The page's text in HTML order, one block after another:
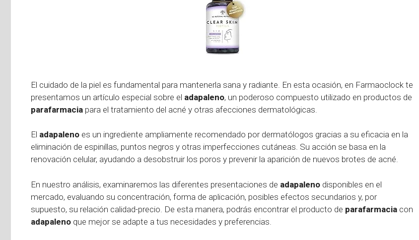
El cuidado de la piel es fundamental para mantenerla sana y radiante. En esta ocasión, en Farmaoclock te
presentamos un artículo especial sobre el adapaleno, un poderoso compuesto utilizado en productos de
parafarmacia para el tratamiento del acné y otras afecciones dermatológicas.
El adapaleno es un ingrediente ampliamente recomendado por dermatólogos gracias a su eficacia en la
eliminación de espinillas, puntos negros y otras imperfecciones cutáneas. Su acción se basa en la
renovación celular, ayudando a desobstruir los poros y prevenir la aparición de nuevos brotes de acné.
En nuestro análisis, examinaremos las diferentes presentaciones de adapaleno disponibles en el
mercado, evaluando su concentración, forma de aplicación, posibles efectos secundarios y, por
supuesto, su relación calidad-precio. De esta manera, podrás encontrar el producto de parafarmacia con
adapaleno que mejor se adapte a tus necesidades y preferencias.